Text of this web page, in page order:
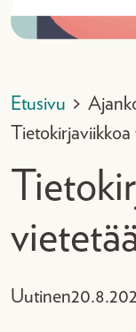
Etusivu >
Tietokirjaviikkoa
Uutinen